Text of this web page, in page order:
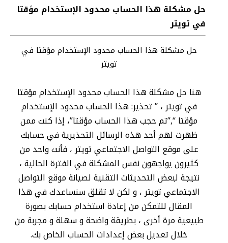
حل مشكلة هذا الحساب محدود الإستخدام مؤقتا
في تويتر
حل مشكلة هذا الحساب محدود الإستخدام مؤقتا في
تويتر
هنا حل مشكلة هذا الحساب محدود الإستخدام مؤقتا
في تويتر ، ” تحذير: هذا الحساب محدود الإستخدام
مؤقتا “,”تم حجب هذا الحساب مؤقتا”، إذا كنت ممن
ظهرت لهم أحد هذه الرسائل التحذيرية في حسابك
على موقع التواصل الاجتماعي تويتر ، فأنت واحد من
كثيرون يواجهون نفس المشكلة في الفترة الحالية ،
نتيجة لبعض التحديثات التقنية لصيانة موقع التواصل
الاجتماعي تويتر ، و لكن لا تقلق سنساعدك في هذا
المقال للتمكن من إعادة استخدام حسابك بصورة
طبيعية مرة أخرى ، بطريقة واضحة و سهلة و مجربة من
خلال تعديل بعض إعدادات الحساب الخاص بك.